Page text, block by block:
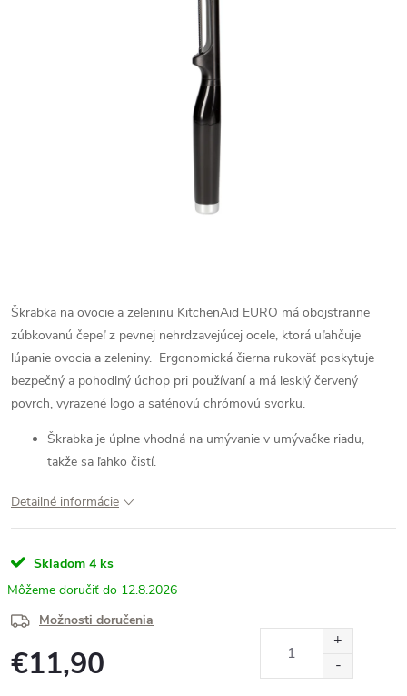
Škrabka na ovocie a zeleninu KitchenAid EURO má obojstranne
zúbkovanú čepeľ z pevnej nehrdzavejúcej ocele, ktorá uľahčuje
lúpanie ovocia a zeleniny. Ergonomická čierna rukoväť poskytuje
bezpečný a pohodlný úchop pri používaní a má lesklý červený
povrch, vyrazené logo a saténovú chrómovú svorku.
Škrabka je úplne vhodná na umývanie v umývačke riadu,
takže sa ľahko čistí.
Detailné informácie
Skladom 4 ks
12.8.2026
Možnosti doručenia
€11,90